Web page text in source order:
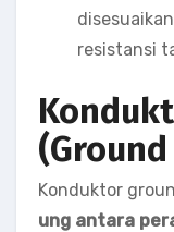
resistansi
Konduktor
ung antara